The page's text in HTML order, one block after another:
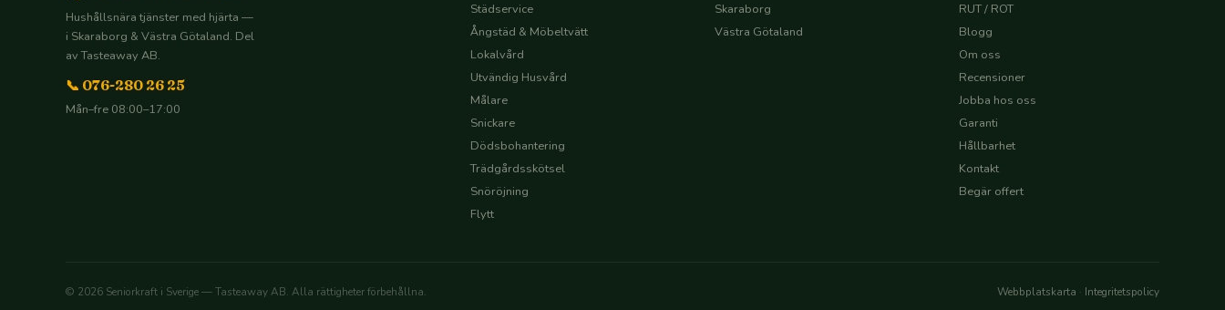
Hushållsnära tjänster med hjärta —
i Skaraborg & Västra Götaland. Del
av Tasteaway AB.
📞 076-280 26 25
Mån–fre 08:00–17:00
Städservice
Ångstäd & Möbeltvätt
Lokalvård
Utvändig Husvård
Målare
Snickare
Dödsbohantering
Trädgårdsskötsel
Snöröjning
Flytt
Skaraborg
Västra Götaland
RUT / ROT
Blogg
Om oss
Recensioner
Jobba hos oss
Garanti
Hållbarhet
Kontakt
Begär offert
© 2026 Seniorkraft i Sverige — Tasteaway AB. Alla rättigheter förbehållna. Webbplatskarta · Integritetspolicy